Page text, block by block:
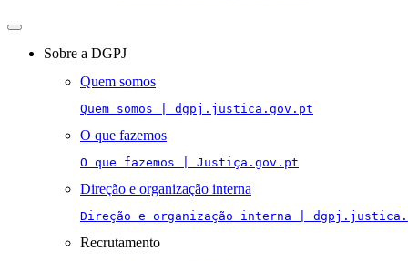
Toggle
navigationSobre a DGPJ
Quem somos
Quem somos | dgpj.justica.gov.pt
O que fazemos
O que fazemos | Justiça.gov.pt
Direção e organização interna
Direção e organização interna |
Recrutamento